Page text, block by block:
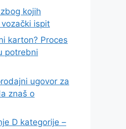
kojih
ispit
karton? Proces
potrebni
ugovor za
znaš o
D kategorije –